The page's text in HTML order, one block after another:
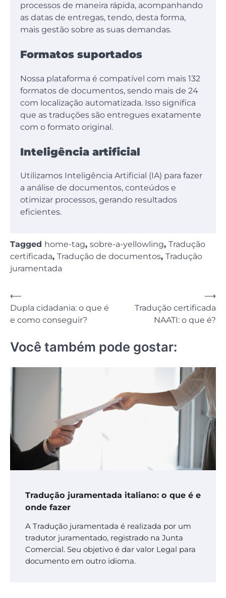
processos de maneira rápida, acompanhando
as datas de entregas, tendo, desta forma,
mais gestão sobre as suas demandas.
Formatos suportados
Nossa plataforma é compatível com mais 132
formatos de documentos, sendo mais de 24
com localização automatizada. Isso significa
que as traduções são entregues exatamente
com o formato original.
Inteligência artificial
Utilizamos Inteligência Artificial (IA) para fazer
a análise de documentos, conteúdos e
otimizar processos, gerando resultados
eficientes.
Tagged home-tag, sobre-a-yellowling, Tradução
certificada, Tradução de documentos, Tradução
juramentada
Navegação
de
⟵
Dupla cidadania: o que é
e como conseguir?
Tradução certificada
NAATI: o que é?
⟶
Você também pode gostar:
Tradução juramentada italiano: o que é e
onde fazer
A Tradução juramentada é realizada por um
tradutor juramentado, registrado na Junta
Comercial. Seu objetivo é dar valor Legal para
documento em outro idioma.